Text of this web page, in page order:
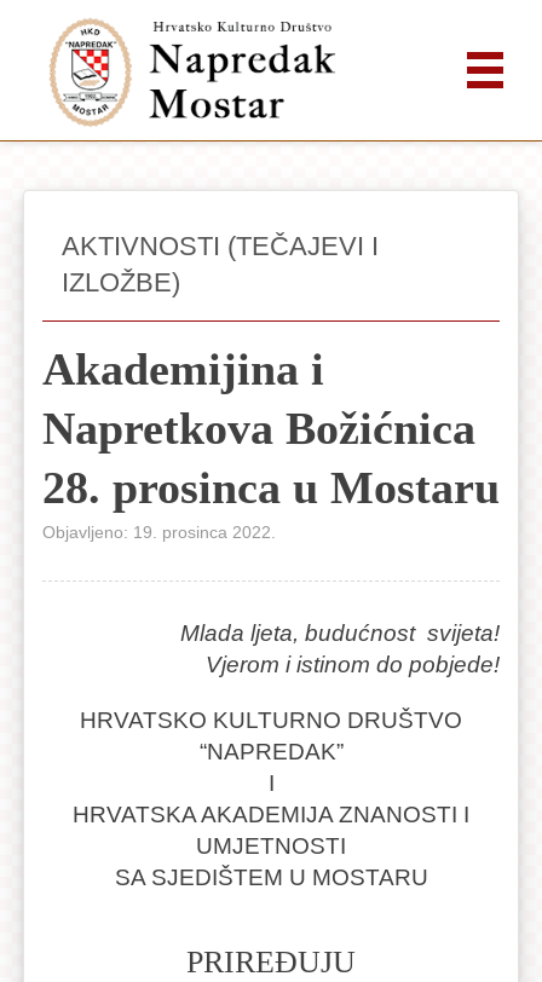
AKTIVNOSTI (TEČAJEVI I
IZLOŽBE)
Akademijina i
Napretkova Božićnica
28. prosinca u Mostaru
Objavljeno: 19. prosinca 2022.
Mlada ljeta, budućnost svijeta!
Vjerom i istinom do pobjede!
HRVATSKO KULTURNO DRUŠTVO
“NAPREDAK”
I
HRVATSKA AKADEMIJA ZNANOSTI I
UMJETNOSTI
SA SJEDIŠTEM U MOSTARU
PRIREĐUJU